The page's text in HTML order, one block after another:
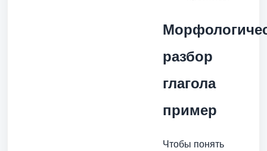
разбор
глагола
пример
Чтобы понять